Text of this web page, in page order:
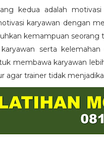
kedua adalah
karyawan dengan
kemampuan seorang
karyawan serta
membawa karyawan
agar trainer tidak